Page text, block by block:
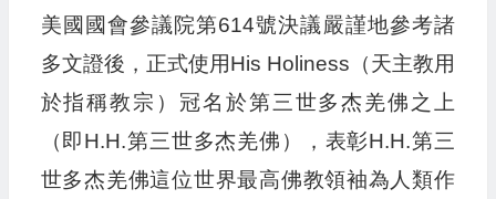
美國國會參議院第614號決議嚴謹地參考諸
多文證後，正式使用His Holiness（天主教用
於指稱教宗）冠名於第三世多杰羌佛之上
（即H.H.第三世多杰羌佛），表彰H.H.第三
世多杰羌佛這位世界最高佛教領袖為人類作